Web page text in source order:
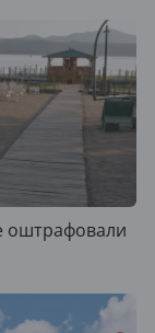
оштрафовали